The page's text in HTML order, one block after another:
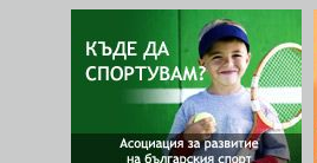
среща в
AETOI
началото
насочена
капацитета
ВИЖ